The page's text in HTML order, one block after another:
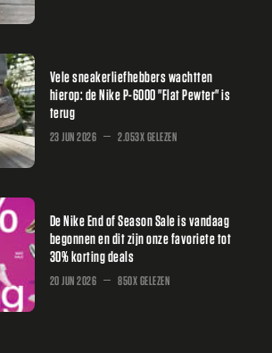
Vele sneakerliefhebbers wachtten
hierop: de Nike P-6000 "Flat Pewter" is
terug
23 JUN 2026 2.053X GELEZEN
De Nike End of Season Sale is vandaag
begonnen en dit zijn onze favoriete tot
30% korting deals
20 JUN 2026 850X GELEZEN